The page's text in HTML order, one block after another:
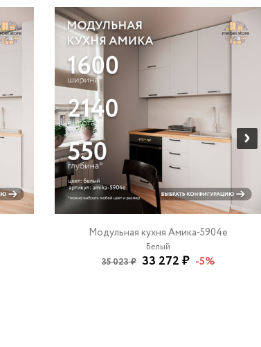
Модульная кухня Амика-5904e
Белый
35 023 ₽ 33 272 ₽ -5%